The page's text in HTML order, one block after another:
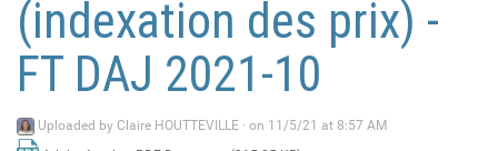
(indexation des prix) -
FT DAJ 2021-10
Uploaded by Claire HOUTTEVILLE · on 11/5/21 at 8:57 AM